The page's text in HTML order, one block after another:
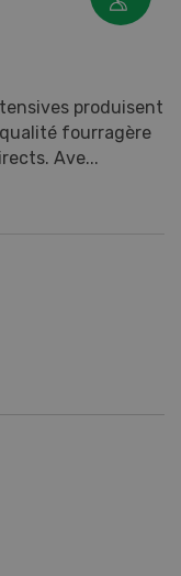
produisent
fourragère
Ave...